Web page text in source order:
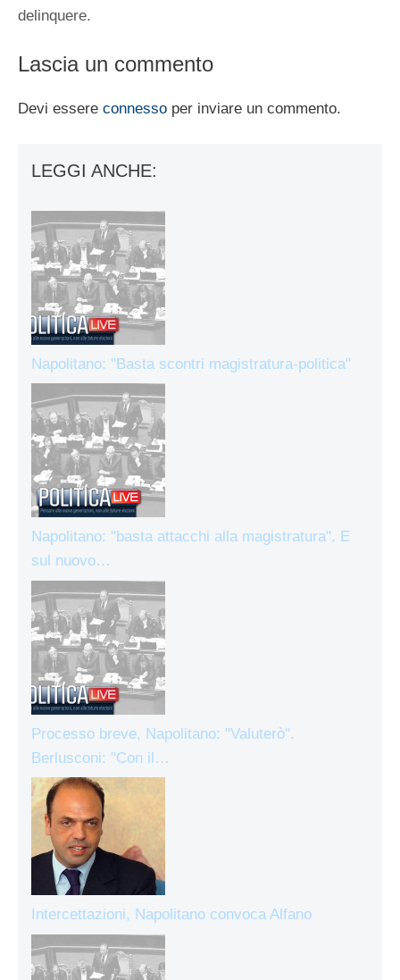
delinquere.
Lascia un commento
Devi essere connesso per inviare un commento.
LEGGI ANCHE:
Napolitano: "Basta scontri magistratura-politica"
Napolitano: "basta attacchi alla magistratura". E
sul nuovo…
Processo breve, Napolitano: "Valuterò".
Berlusconi: "Con il…
Intercettazioni, Napolitano convoca Alfano